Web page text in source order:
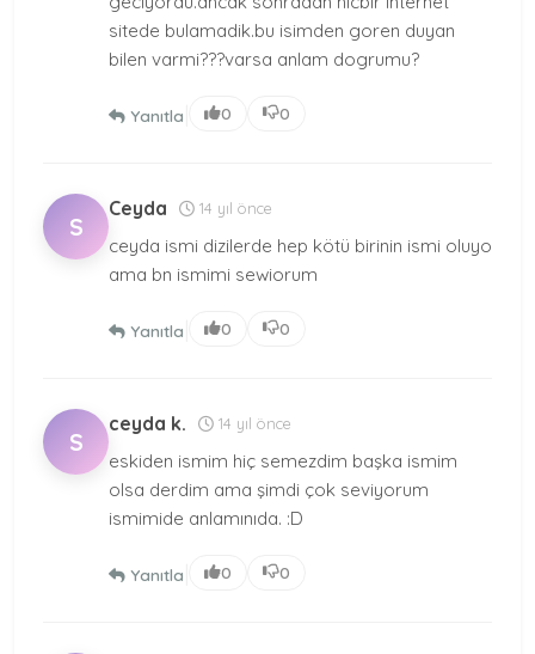
sitede bulamadik.bu isimden goren duyan
bilen varmi???varsa anlam dogrumu?
Yanıtla 0 0
S
Ceyda 14 yıl önce
ceyda ismi dizilerde hep kötü birinin ismi oluyo
ama bn ismimi sewiorum
Yanıtla 0 0
S
ceyda k. 14 yıl önce
eskiden ismim hiç semezdim başka ismim
olsa derdim ama şimdi çok seviyorum
ismimide anlamınıda. :D
Yanıtla 0 0